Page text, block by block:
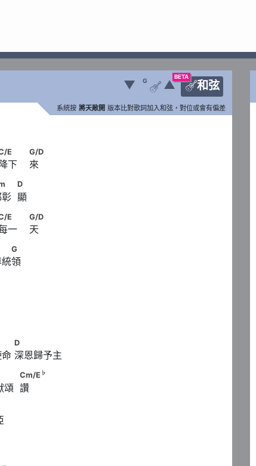
BETA
和弦
▼ G
 ▲
系統按 將天敞開 版本比對歌詞加入和弦，對位或會有偏差
E　　                        G/D
E G/D
來
　　Am　　            D
D
顯
E　　                        G/D
E G/D
天
　　　G
G
統領
G
　　　　      D
D
深恩歸予主
C/E　　　            Cm/E
Cm/E ♭
頌  讚
C/D　　　            G